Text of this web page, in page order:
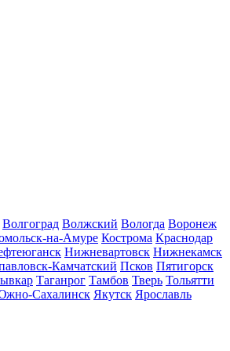
Волгоград Волжский Вологда Воронеж
на-Амуре Кострома Краснодар
Нижневартовск Нижнекамск
Камчатский Псков Пятигорск
Таганрог Тамбов Тверь Тольятти
Сахалинск Якутск Ярославль